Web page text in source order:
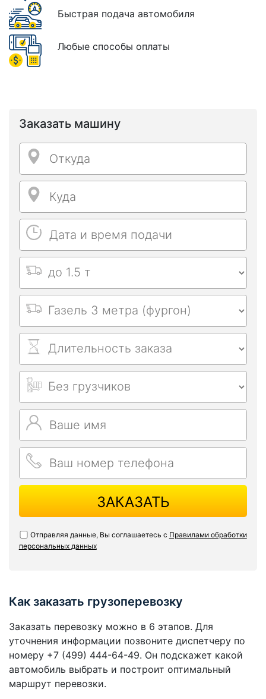
Быстрая подача автомобиля
Любые способы оплаты
Заказать машину
ЗАКАЗАТЬ
Отправляя данные, Вы соглашаетесь с Правилами обработки
персональных данных
Как заказать грузоперевозку
Заказать перевозку можно в 6 этапов. Для
уточнения информации позвоните диспетчеру по
номеру +7 (499) 444-64-49. Он подскажет какой
автомобиль выбрать и построит оптимальный
маршрут перевозки.